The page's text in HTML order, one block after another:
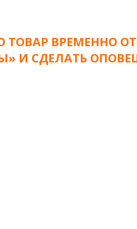
ВРЕМЕННО
И СДЕЛАТЬ